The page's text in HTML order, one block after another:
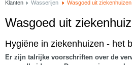
Klanten Wasserijen Wasgoed uit
Wasgoed uit
Hygiëne in ziekenhuizen - het
Er zijn talrijke voorschriften over de